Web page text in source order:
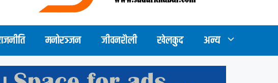
मनोरञ्जन जीवनशैली खेलकुद अन्य